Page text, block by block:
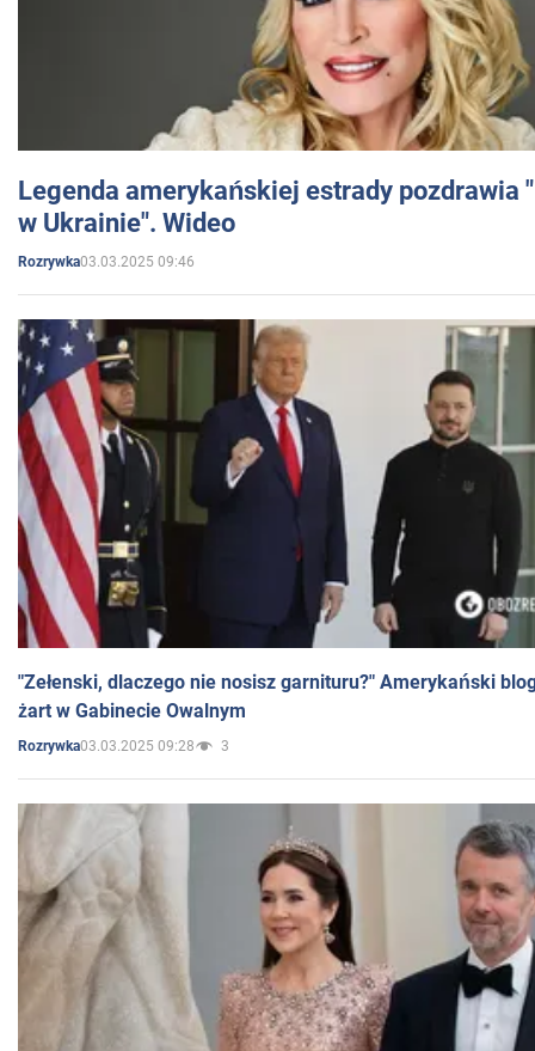
Legenda amerykańskiej estrady pozdrawia
w Ukrainie". Wideo
Rozrywka03.03.2025 09:46
"Zełenski, dlaczego nie nosisz garnituru?" Amerykański
żart w Gabinecie Owalnym
Rozrywka03.03.2025 09:28 3